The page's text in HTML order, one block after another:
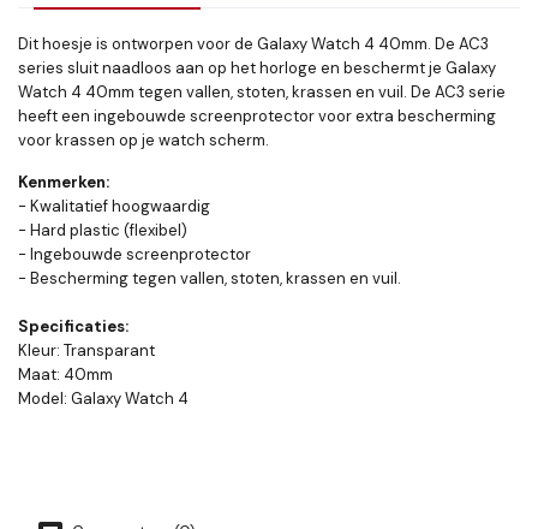
Dit hoesje is ontworpen voor de Galaxy Watch 4 40mm. De AC3
series sluit naadloos aan op het horloge en beschermt je Galaxy
Watch 4 40mm tegen vallen, stoten, krassen en vuil. De AC3 serie
heeft een ingebouwde screenprotector voor extra bescherming
voor krassen op je watch scherm.
Kenmerken:
- Kwalitatief hoogwaardig
- Hard plastic (flexibel)
- Ingebouwde screenprotector
- Bescherming tegen vallen, stoten, krassen en vuil.
Specificaties:
Kleur: Transparant
Maat: 40mm
Model: Galaxy Watch 4